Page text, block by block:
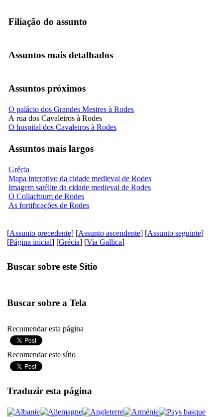
Filiação do assunto
Assuntos mais detalhados
Assuntos próximos
O palácio dos Grandes Mestres à Rodes
A rua dos Cavaleiros à Rodes
O hospital dos Cavaleiros à Rodes
Assuntos mais largos
Grécia
Mapa interativo da cidade medieval de Rodes
Imagem satélite da cidade medieval de Rodes
O Collachium de Rodes
As fortificações de Rodes
[Assunto precedente] [Assunto ascendente] [Assunto seguinte]
[Página inicial] [Grécia] [Via Gallica]
Buscar sobre este Sítio
Buscar sobre a Tela
Recomendar esta página
Recomendar este sítio
Traduzir esta página